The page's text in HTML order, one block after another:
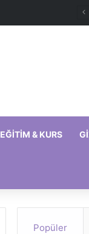
EĞITIM & KURS
Popüler